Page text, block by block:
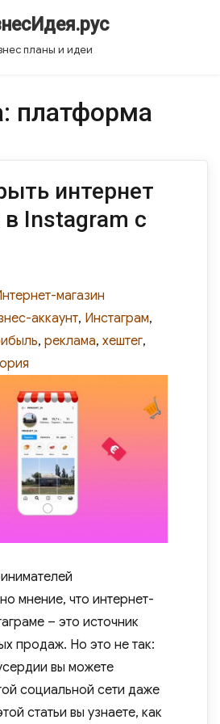
планы и идеи
платформа
интернет
в Instagram с
магазин
аккаунт, Инстаграм,
, реклама, хештег,
мнение, что интернет-
– это источник
продаж. Но это не так:
вы можете
социальной сети даже
статьи вы узнаете, как